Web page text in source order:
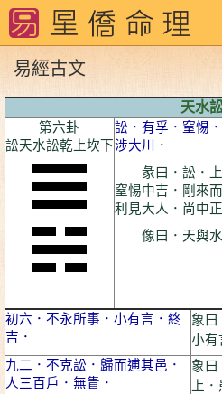
易經古文
天水
第六卦
訟天水訟乾上坎下
訟．有孚．窒惕
涉大川．
彖曰．訟．上
窒惕中吉．剛來
利見大人．尚中
像曰．天與水
初六．不永所事．小有言．終
吉．
象曰
小有
九二．不克訟．歸而逋其邑．
人三百戶．無眚．
象曰
上